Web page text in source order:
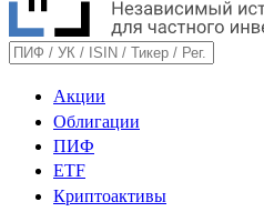
Акции
Облигации
ПИФ
ETF
Криптоактивы